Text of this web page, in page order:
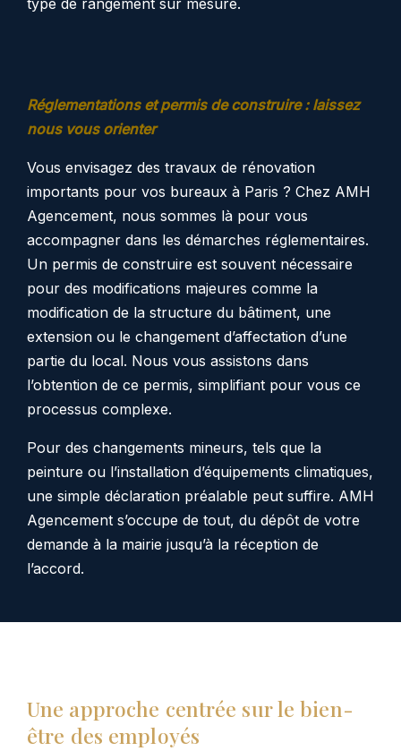
type de rangement sur mesure.
Réglementations et permis de construire : laissez
nous vous orienter
Vous envisagez des travaux de rénovation
importants pour vos bureaux à Paris ? Chez AMH
Agencement, nous sommes là pour vous
accompagner dans les démarches réglementaires.
Un permis de construire est souvent nécessaire
pour des modifications majeures comme la
modification de la structure du bâtiment, une
extension ou le changement d’affectation d’une
partie du local. Nous vous assistons dans
l’obtention de ce permis, simplifiant pour vous ce
processus complexe.
Pour des changements mineurs, tels que la
peinture ou l’installation d’équipements climatiques,
une simple déclaration préalable peut suffire. AMH
Agencement s’occupe de tout, du dépôt de votre
demande à la mairie jusqu’à la réception de
l’accord.
Une approche centrée sur le bien-
être des employés